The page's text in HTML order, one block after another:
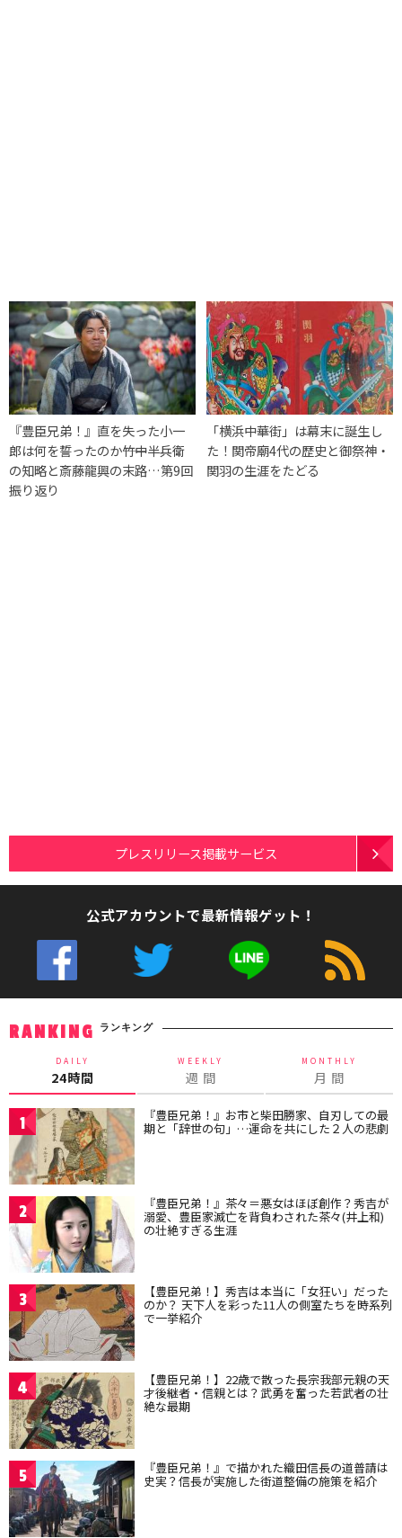
『豊臣兄弟！』直を失った小一
郎は何を誓ったのか――竹中半兵衛
の知略と斎藤龍興の末路…第9回
振り返り
「横浜中華街」は幕末に誕生し
た！関帝廟4代の歴史と御祭神・
関羽の生涯をたどる
プレスリリース掲載サービス
公式アカウントで最新情報ゲット！
RANKING ランキング
DAILY
24時間
WEEKLY
週 間
MONTHLY
月 間
1 『豊臣兄弟！』お市と柴田勝家、自刃しての最
期と「辞世の句」…運命を共にした２人の悲劇
2 『豊臣兄弟！』茶々＝悪女はほぼ創作？秀吉が
溺愛、豊臣家滅亡を背負わされた茶々(井上和)
の壮絶すぎる生涯
3 【豊臣兄弟！】秀吉は本当に「女狂い」だった
のか？ 天下人を彩った11人の側室たちを時系列
で一挙紹介
4 【豊臣兄弟！】22歳で散った長宗我部元親の天
才後継者・信親とは？武勇を奮った若武者の壮
絶な最期
5 『豊臣兄弟！』で描かれた織田信長の道普請は
史実？信長が実施した街道整備の施策を紹介